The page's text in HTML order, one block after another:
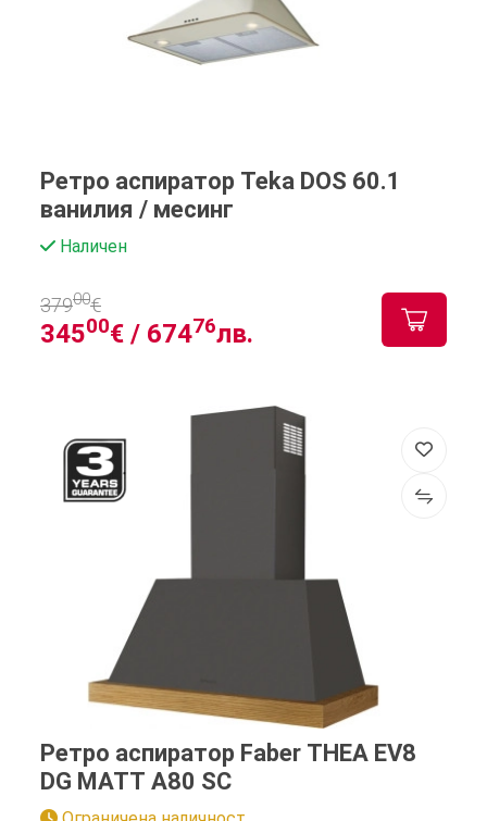
Ретро аспиратор Teka DOS 60.1
ванилия / месинг
Наличен
34500€ / 67476лв.
37900€
Ретро аспиратор Faber THEA EV8
DG MATT A80 SC